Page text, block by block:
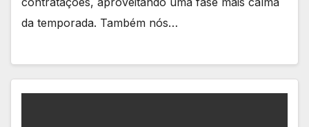
da temporada. Também nós…